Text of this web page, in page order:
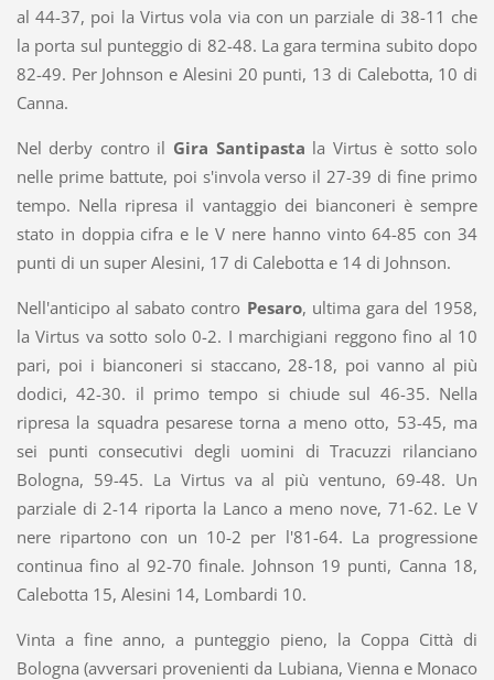
al 44-37, poi la Virtus vola via con un parziale di 38-11 che
la porta sul punteggio di 82-48. La gara termina subito dopo
82-49. Per Johnson e Alesini 20 punti, 13 di Calebotta, 10 di
Canna.
Nel derby contro il Gira Santipasta la Virtus è sotto solo
nelle prime battute, poi s'invola verso il 27-39 di fine primo
tempo. Nella ripresa il vantaggio dei bianconeri è sempre
stato in doppia cifra e le V nere hanno vinto 64-85 con 34
punti di un super Alesini, 17 di Calebotta e 14 di Johnson.
Nell'anticipo al sabato contro Pesaro, ultima gara del 1958,
la Virtus va sotto solo 0-2. I marchigiani reggono fino al 10
pari, poi i bianconeri si staccano, 28-18, poi vanno al più
dodici, 42-30. il primo tempo si chiude sul 46-35. Nella
ripresa la squadra pesarese torna a meno otto, 53-45, ma
sei punti consecutivi degli uomini di Tracuzzi rilanciano
Bologna, 59-45. La Virtus va al più ventuno, 69-48. Un
parziale di 2-14 riporta la Lanco a meno nove, 71-62. Le V
nere ripartono con un 10-2 per l'81-64. La progressione
continua fino al 92-70 finale. Johnson 19 punti, Canna 18,
Calebotta 15, Alesini 14, Lombardi 10.
Vinta a fine anno, a punteggio pieno, la Coppa Città di
Bologna (avversari provenienti da Lubiana, Vienna e Monaco